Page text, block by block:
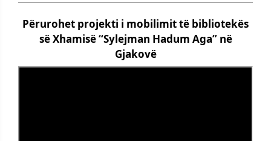
Përurohet projekti i mobilimit të bibliotekës
së Xhamisë “Sylejman Hadum Aga” në
Gjakovë